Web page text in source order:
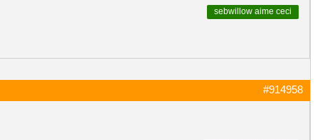
sebwillow aime ceci
#914958